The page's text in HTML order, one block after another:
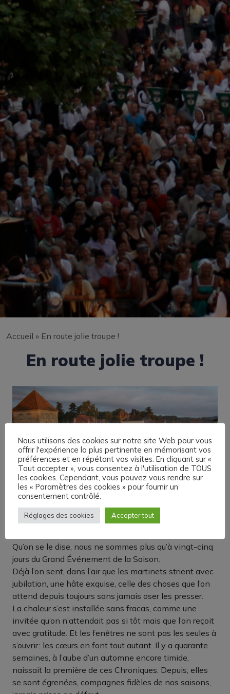
Accueil » En route jolie troupe !
En route jolie troupe !
Qu’on se le dise, nous ne sommes plus qu’à vingt-cinq
jours du Grand Événement de la Saison.
Déjà l’on sent, dans l’air que les martinets strient avec
jubilation, une hâte exquise, celle des choses que l’on
attend depuis toujours sans jamais oser les presser.
La chaleur s’est installée sans fracas, comme une
invitée qu’on n’attendait pas si tôt mais que l’on reçoit
avec gratitude. Et les fenêtres ne sont pas les seules à
s’ouvrir : les cœurs en font tout autant. Il y a quarante
semaines, à l’aube d’un automne encore timide,
naissait la première de ces Chroniques. Depuis, elles
se sont égrenées, compagnes fidèles de nos saisons,
Nous utilisons des cookies sur notre site Web pour vous
offrir l'expérience la plus pertinente en mémorisant vos
préférences et en répétant vos visites. En cliquant sur «
Tout accepter », vous consentez à l'utilisation de TOUS
les cookies. Cependant, vous pouvez vous rendre sur
les « Paramètres des cookies » pour fournir un
consentement contrôlé.
Réglages des cookies Accepter tout